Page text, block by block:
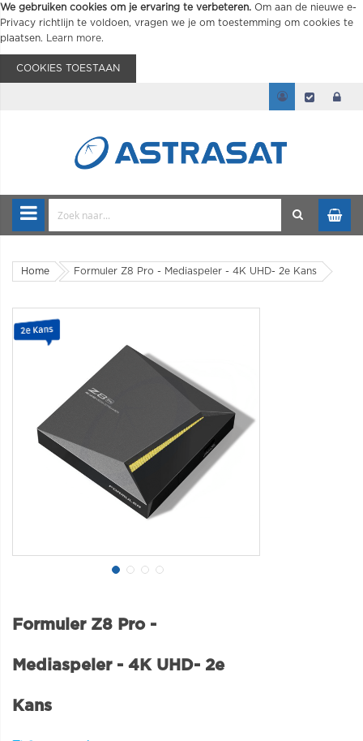
We gebruiken cookies om je ervaring te verbeteren. Om aan de nieuwe e-
Privacy richtlijn te voldoen, vragen we je om toestemming om cookies te
plaatsen.
Learn more.
COOKIES TOESTAAN
Home Formuler Z8 Pro - Mediaspeler - 4K UHD- 2e Kans
Formuler Z8 Pro -
Mediaspeler - 4K UHD- 2e
Kans